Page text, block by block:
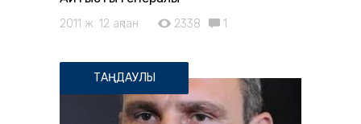
2011 ж. 12 ақпан 2338 1
ТАҢДАУЛЫ